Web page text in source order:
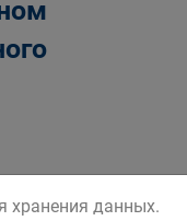
хранения данных.